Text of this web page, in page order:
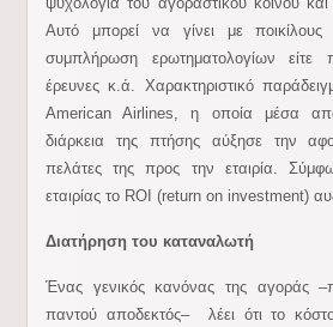
Αυτό μπορεί να γίνει με
συμπλήρωση ερωτηματολογίων είτε
έρευνες κ.ά. Χαρακτηριστικό
American Airlines, η οποία μέσα
διάρκεια της πτήσης αύξησε την
πελάτες της προς την εταιρία.
εταιρίας το ROI (return on investment)
Διατήρηση του καταναλωτή
Ένας γενικός κανόνας της αγοράς
παντού αποδεκτός– λέει ότι το